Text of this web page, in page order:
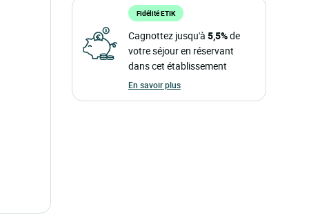
Fidélité ETIK
Cagnottez jusqu'à 5,5%de
votre séjour en réservant
dans cet établissement
En savoir plus